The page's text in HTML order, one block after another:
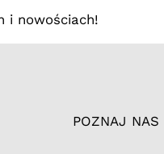
i nowościach!
POZNAJ NAS